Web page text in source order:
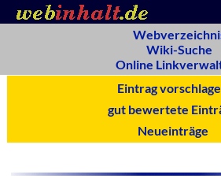
Wiki-Suche
Online
Eintrag
gut bewertete
Neueinträge